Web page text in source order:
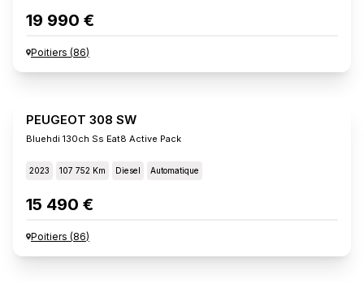
19 990 €
Poitiers (86)
PEUGEOT 308 SW
Bluehdi 130ch Ss Eat8 Active Pack
2023 107 752 Km Diesel Automatique
15 490 €
Poitiers (86)